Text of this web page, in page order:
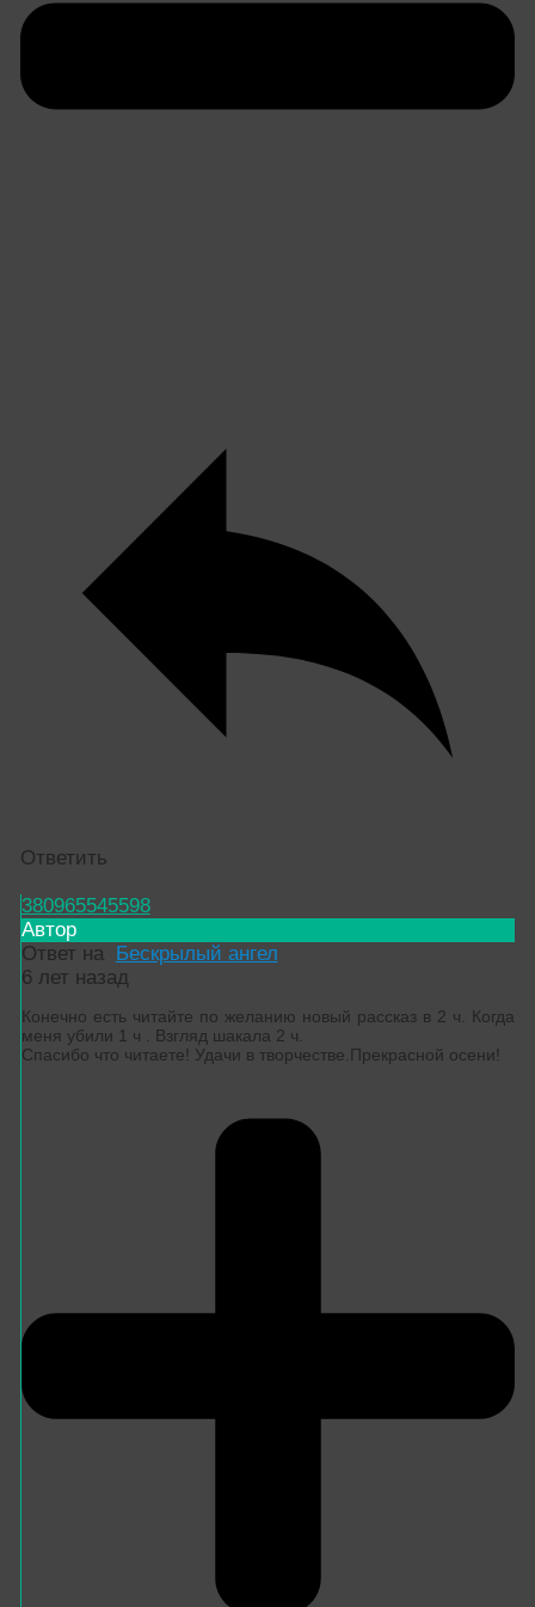
Ответить
380965545598
Автор
Ответ на
Бескрылый ангел
6 лет назад
Конечно есть читайте по желанию новый рассказ в 2 ч. Когда
меня убили 1 ч . Взгляд шакала 2 ч.
Спасибо что читаете! Удачи в творчестве.Прекрасной осени!